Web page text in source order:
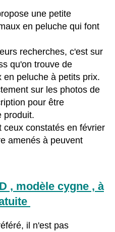
une petite
en peluche qui font
recherches, c'est sur
qu'on trouve de
peluche à petits prix.
sur les photos de
pour être
produit.
ceux constatés en février
amenés à peuvent
, modèle cygne , à
il n'est pas